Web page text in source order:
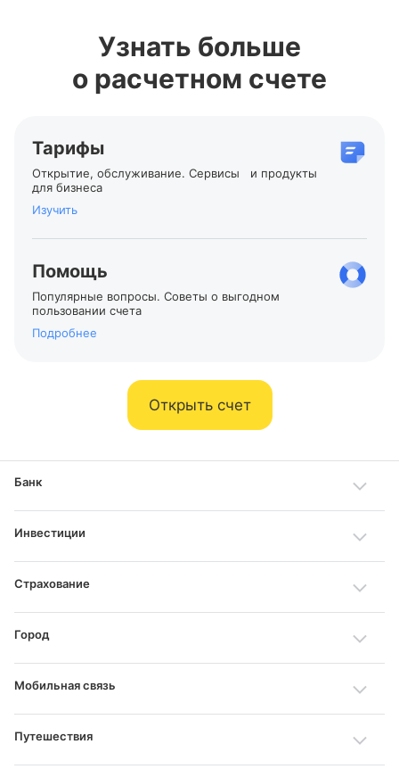
Узнать больше
о расчетном счете
Тарифы
Открытие, обслуживание. Сервисы и продукты
для бизнеса
Изучить
Помощь
Популярные вопросы. Советы о выгодном
пользовании счета
Подробнее
Открыть счет
Банк
Инвестиции
Страхование
Город
Мобильная связь
Путешествия